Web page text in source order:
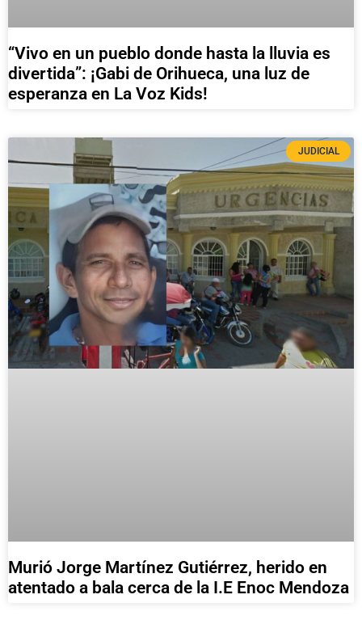
“Vivo en un pueblo donde hasta la lluvia es
divertida”: ¡Gabi de Orihueca, una luz de
esperanza en La Voz Kids!
JUDICIAL
Murió Jorge Martínez Gutiérrez, herido en
atentado a bala cerca de la I.E Enoc Mendoza